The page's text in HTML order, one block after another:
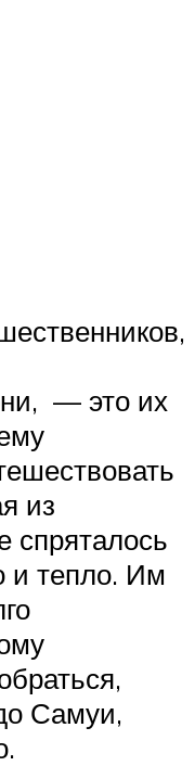
— это их
из
спряталось
и тепло. Им
Самуи,